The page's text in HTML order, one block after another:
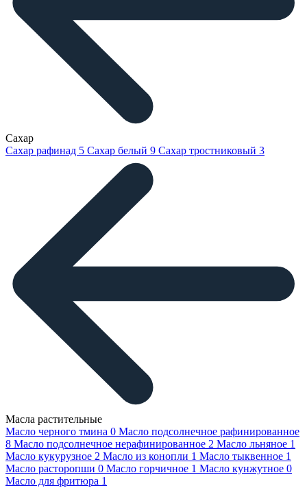
Сахар
Сахар рафинад 5 Сахар белый 9 Сахар тростниковый 3
Масла растительные
Масло черного тмина 0 Масло подсолнечное рафинированное
8 Масло подсолнечное нерафинированное 2 Масло льняное 1
Масло кукурузное 2 Масло из конопли 1 Масло тыквенное 1
Масло расторопши 0 Масло горчичное 1 Масло кунжутное 0
Масло для фритюра 1